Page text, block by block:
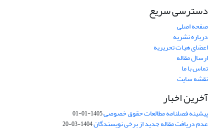
دسترسی سریع
صفحه اصلی
درباره نشریه
اعضای هیات تحریریه
ارسال مقاله
تماس با ما
نقشه سایت
آخرین اخبار
پیشینه فصلنامه مطالعات حقوق خصوصی1405-01-01
عدم دریافت مقاله جدید از برخی نویسندگان1404-03-20